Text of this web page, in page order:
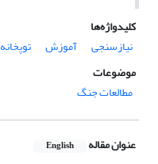
کلیدواژه‌ها
نیازسنجی
آموزش توپخانه
موضوعات
مطالعات جنگ
عنوان مقاله English